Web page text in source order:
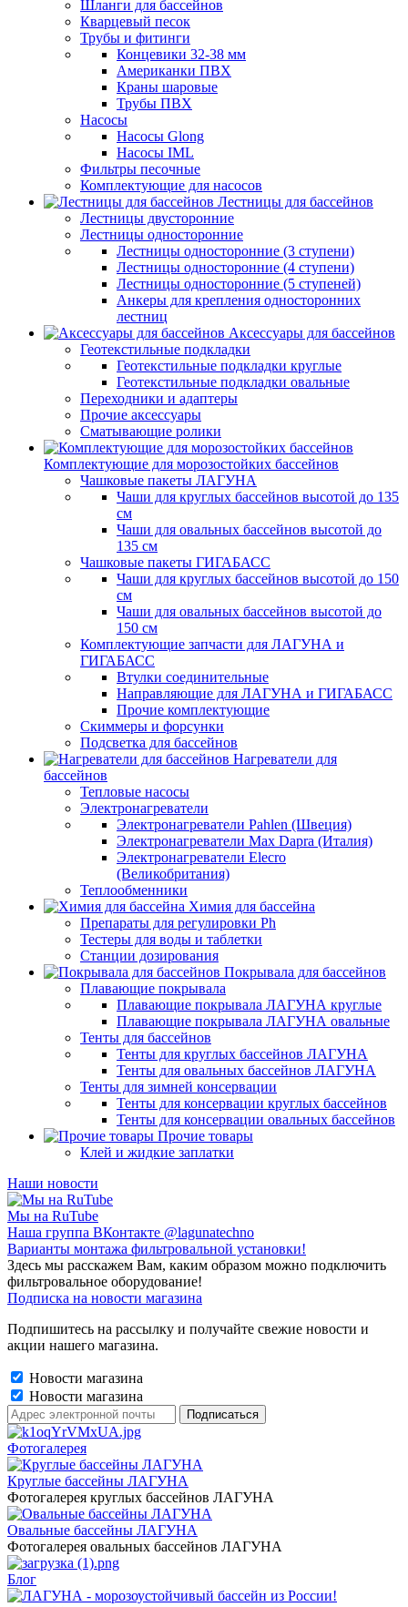
Шланги для бассейнов
Кварцевый песок
Трубы и фитинги
Концевики 32-38 мм
Американки ПВХ
Краны шаровые
Трубы ПВХ
Насосы
Насосы Glong
Насосы IML
Фильтры песочные
Комплектующие для насосов
Лестницы для бассейнов
Лестницы двусторонние
Лестницы односторонние
Лестницы односторонние (3 ступени)
Лестницы односторонние (4 ступени)
Лестницы односторонние (5 ступеней)
Анкеры для крепления односторонних
лестниц
Аксессуары для бассейнов
Геотекстильные подкладки
Геотекстильные подкладки круглые
Геотекстильные подкладки овальные
Переходники и адаптеры
Прочие аксессуары
Сматывающие ролики
Комплектующие для морозостойких бассейнов
Чашковые пакеты ЛАГУНА
Чаши для круглых бассейнов высотой до 135
см
Чаши для овальных бассейнов высотой до
135 см
Чашковые пакеты ГИГАБАСС
Чаши для круглых бассейнов высотой до 150
см
Чаши для овальных бассейнов высотой до
150 см
Комплектующие запчасти для ЛАГУНА и
ГИГАБАСС
Втулки соединительные
Направляющие для ЛАГУНА и ГИГАБАСС
Прочие комплектующие
Скиммеры и форсунки
Подсветка для бассейнов
Нагреватели для
бассейнов
Тепловые насосы
Электронагреватели
Электронагреватели Pahlen (Швеция)
Электронагреватели Max Dapra (Италия)
Электронагреватели Elecro
(Великобритания)
Теплообменники
Химия для бассейна
Препараты для регулировки Ph
Тестеры для воды и таблетки
Станции дозирования
Покрывала для бассейнов
Плавающие покрывала
Плавающие покрывала ЛАГУНА круглые
Плавающие покрывала ЛАГУНА овальные
Тенты для бассейнов
Тенты для круглых бассейнов ЛАГУНА
Тенты для овальных бассейнов ЛАГУНА
Тенты для зимней консервации
Тенты для консервации круглых бассейнов
Тенты для консервации овальных бассейнов
Прочие товары
Клей и жидкие заплатки
Наши новости
Мы на RuTube
Наша группа ВКонтакте @lagunatechno
Варианты монтажа фильтровальной установки!
Здесь мы расскажем Вам, каким образом можно подключить
фильтровальное оборудование!
Подписка на новости магазина
Подпишитесь на рассылку и получайте свежие новости и
акции нашего магазина.
Новости магазина
Новости магазина
Фотогалерея
Круглые бассейны ЛАГУНА
Фотогалерея круглых бассейнов ЛАГУНА
Овальные бассейны ЛАГУНА
Фотогалерея овальных бассейнов ЛАГУНА
Блог